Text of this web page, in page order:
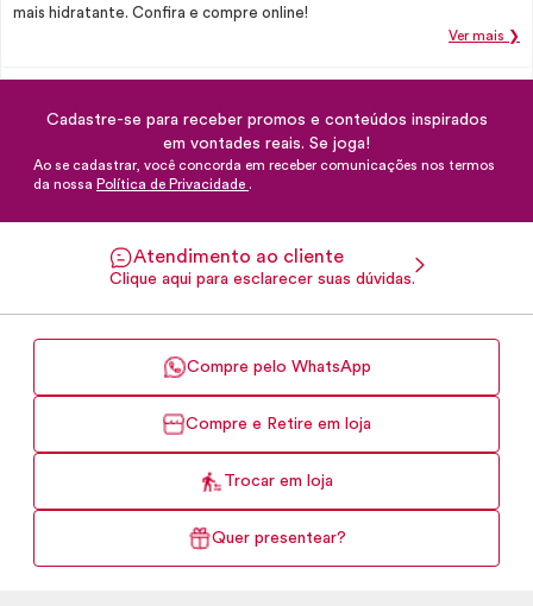
mais hidratante. Confira e compre online!
Ver mais ❯
Cadastre-se para receber promos e conteúdos inspirados
em vontades reais. Se joga!
Ao se cadastrar, você concorda em receber comunicações nos termos
da nossa Política de Privacidade .
Atendimento ao cliente
Clique aqui para esclarecer suas dúvidas.
Compre pelo WhatsApp
Compre e Retire em loja
Trocar em loja
Quer presentear?